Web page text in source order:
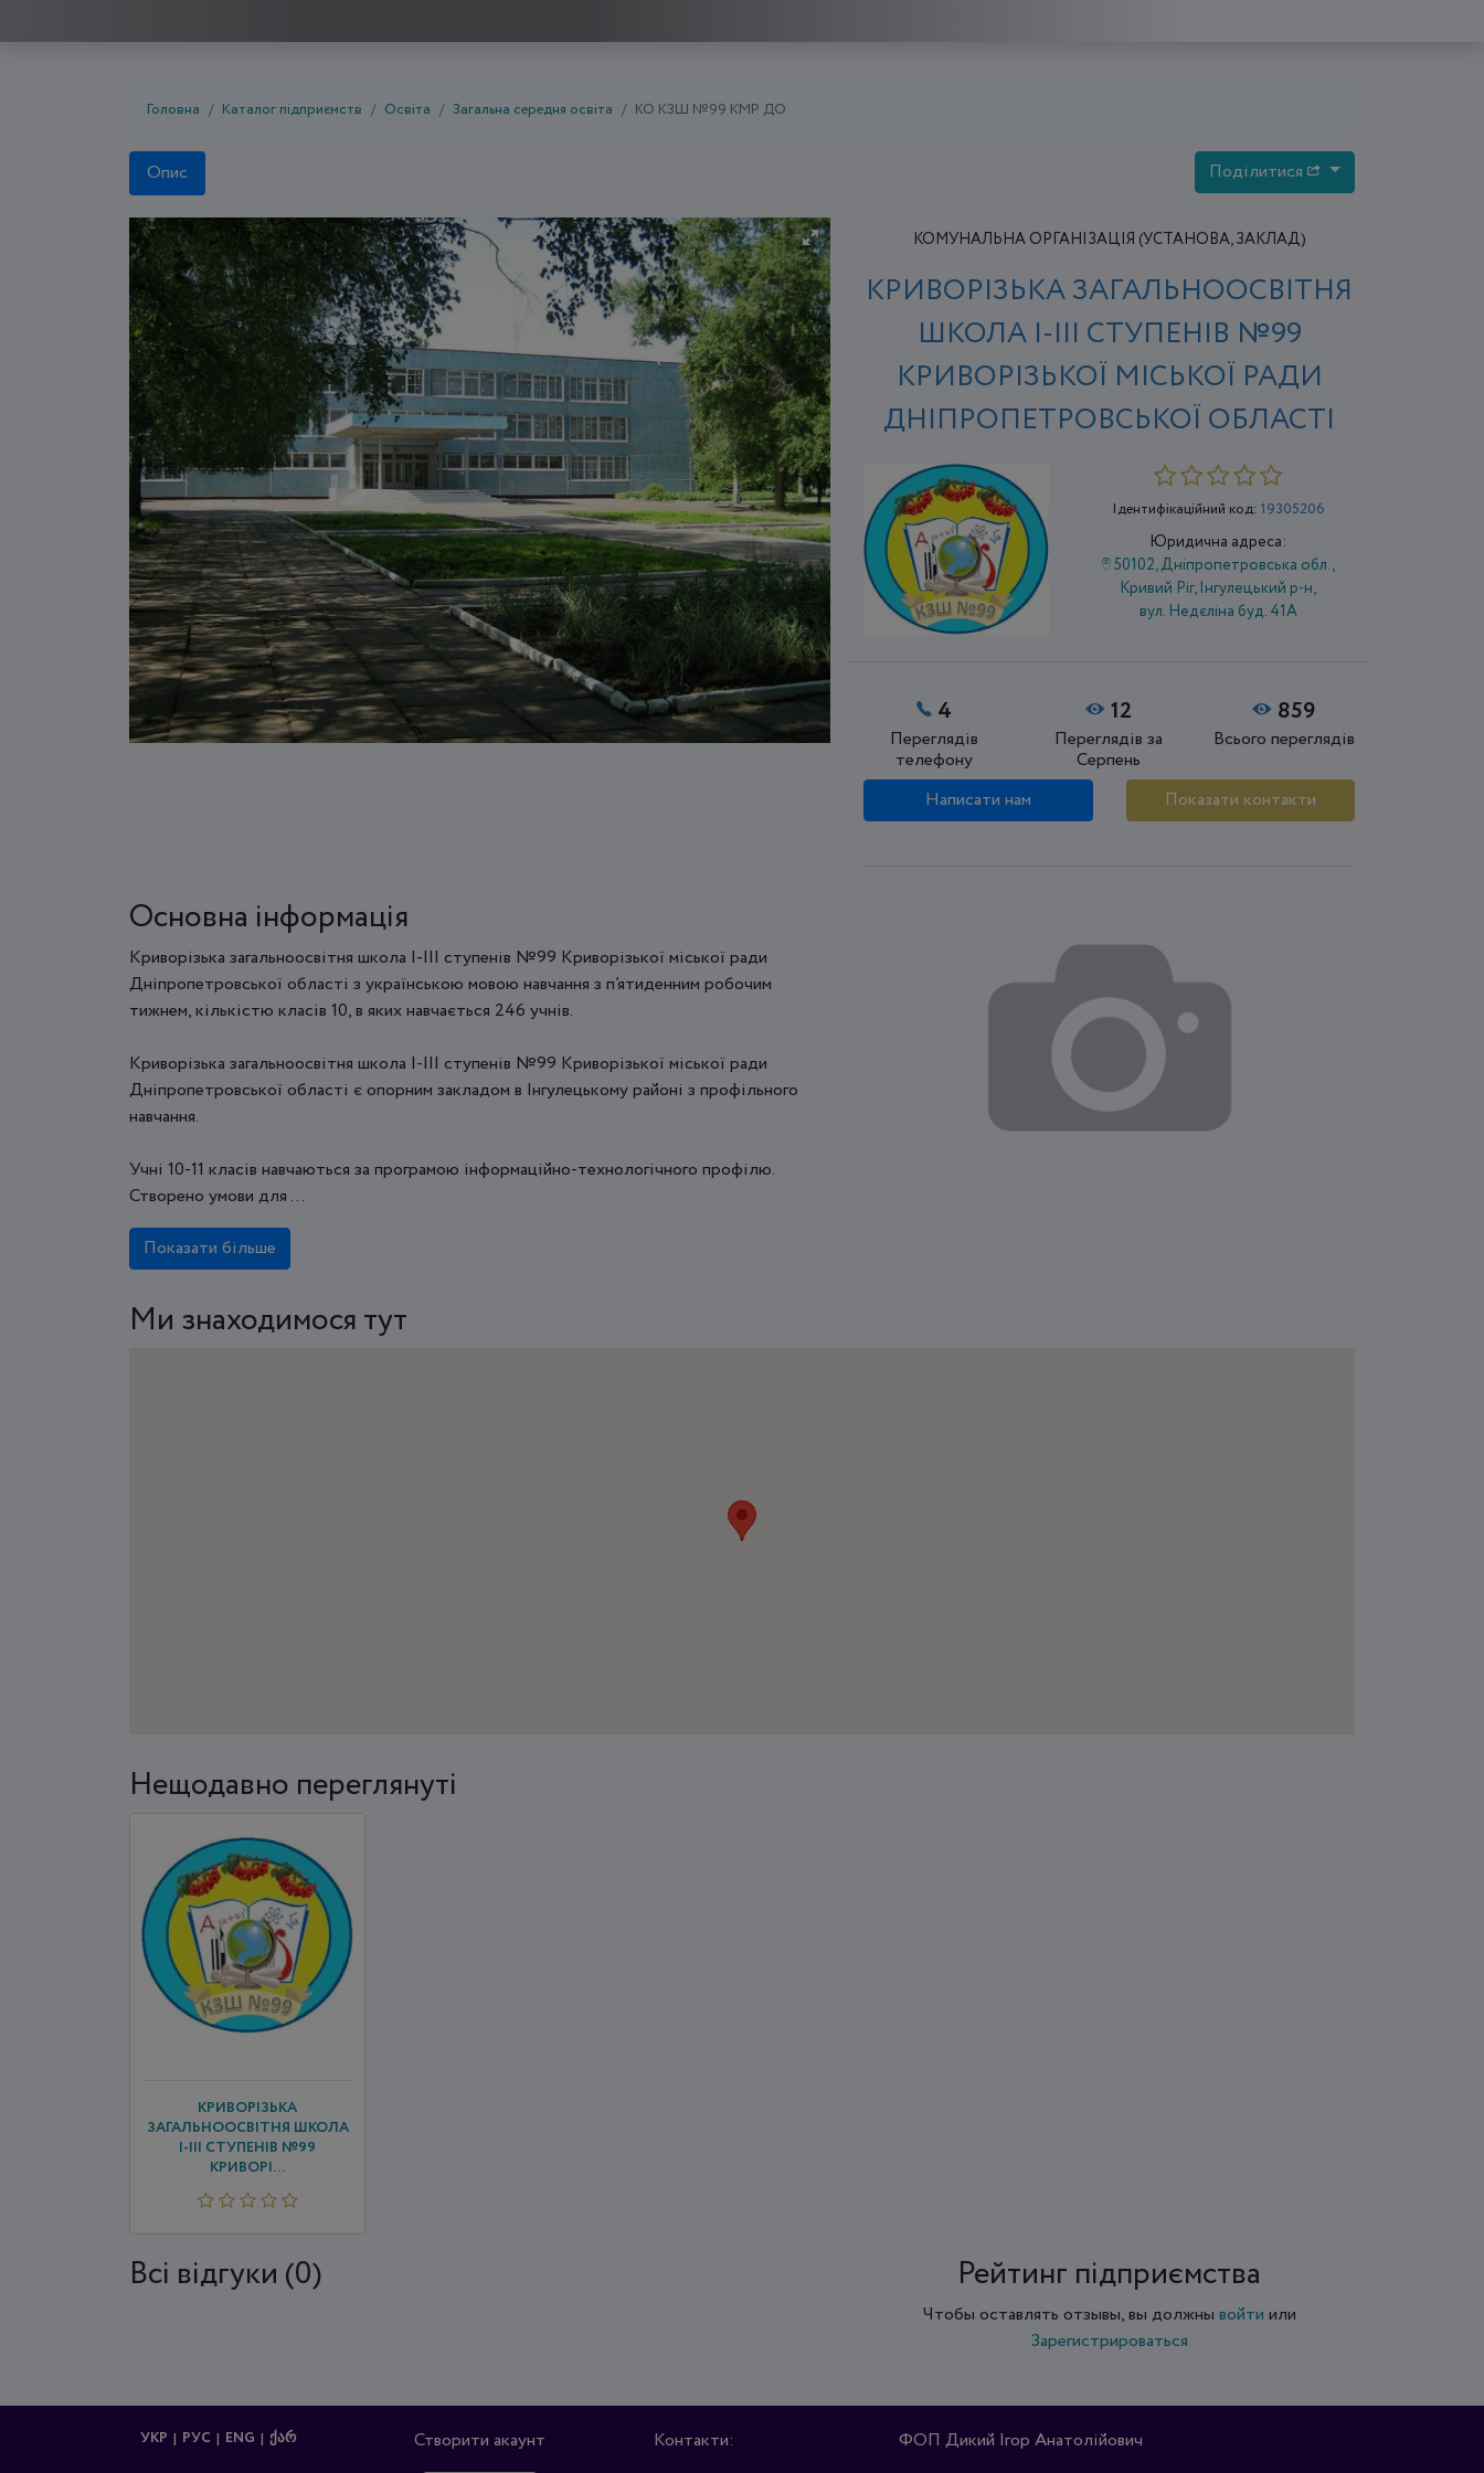
Головна Каталог підприємств Освіта Загальна середня освіта КО КЗШ №99 КМР ДО
Опис Поділитися
КОМУНАЛЬНА ОРГАНІЗАЦІЯ (УСТАНОВА, ЗАКЛАД)
КРИВОРІЗЬКА ЗАГАЛЬНООСВІТНЯ
ШКОЛА І-ІІІ СТУПЕНІВ №99
КРИВОРІЗЬКОЇ МІСЬКОЇ РАДИ
ДНІПРОПЕТРОВСЬКОЇ ОБЛАСТІ
Ідентифікаційний код: 19305206
Юридична адреса:
50102, Дніпропетровська обл.,
Кривий Ріг, Інгулецький р-н,
вул. Недєліна буд. 41А
4
Переглядів
телефону
12
Переглядів за
Серпень
859
Всього переглядів
Написати нам Показати контакти
Основна інформація
Криворізька загальноосвітня школа І-ІІІ ступенів №99 Криворізької міської ради
Дніпропетровської області з українською мовою навчання з п’ятиденним робочим
тижнем, кількістю класів 10, в яких навчається 246 учнів.
Криворізька загальноосвітня школа І-ІІІ ступенів №99 Криворізької міської ради
Дніпропетровської області є опорним закладом в Інгулецькому районі з профільного
навчання.
Учні 10-11 класів навчаються за програмою інформаційно-технологічного профілю.
Створено умови для ...
Показати більше
Ми знаходимося тут
Нещодавно переглянуті
КРИВОРІЗЬКА
ЗАГАЛЬНООСВІТНЯ ШКОЛА
І-ІІІ СТУПЕНІВ №99
КРИВОРІ...
Всi відгуки (0) Рейтинг підприємства
Чтобы оставлять отзывы, вы должны войти или
Зарегистрироваться
УКР РУС ENG ᲥᲐᲠ Створити акаунт Контакти:
ФОП Дикий Ігор Анатолійович